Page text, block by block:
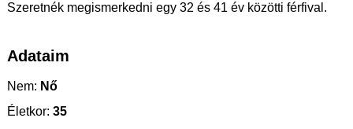
Szeretnék megismerkedni egy 32 és 41 év közötti férfival.
Adataim
Nem: Nő
Életkor: 35